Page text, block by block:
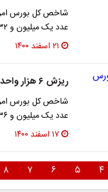
عدد یک میلیون و ۳۳۲ هزار واحد رسید. شاخص کل هم…
۲۱ اسفند ۱۴۰۰
ریزش ۶ هزار واحدی شاخص بورس
عدد یک میلیون و ۳۳۶ هزار واحد رسید. شاخص کل هم…
۱۷ اسفند ۱۴۰۰
۴ ۵ ۶ ۷ ۸